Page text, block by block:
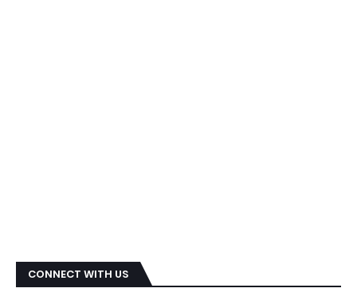
CONNECT WITH US